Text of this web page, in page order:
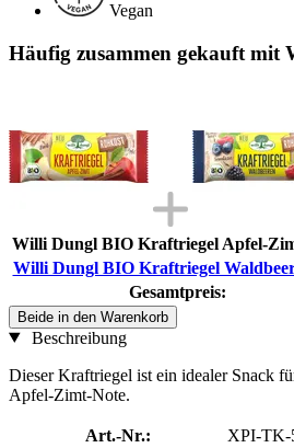
Vegan
Häufig zusammen gekauft mit
Willi Dungl BIO Kraftriegel Apfel-
Willi Dungl BIO Kraftriegel
Gesamtpreis:
Beide in den Warenkorb
Beschreibung
Dieser Kraftriegel ist ein idealer Snack
Apfel-Zimt-Note.
Art.-Nr.:
XPI-TK-